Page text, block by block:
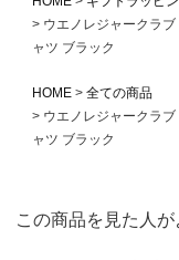
ウエノレジャークラ
ャツ ブラック
HOME
全ての商品
ウエノレジャークラ
ャツ ブラック
この商品を見た人